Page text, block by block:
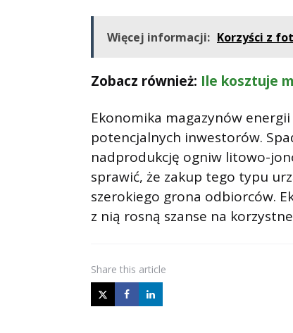
Więcej informacji: Korzyści z
Zobacz również: Ile kosztuje
Ekonomika magazynów
potencjalnych inwestorów.
nadprodukcję ogniw litowo-
sprawić, że zakup tego typu
szerokiego grona odbiorców.
z nią rosną szanse na
Share this article